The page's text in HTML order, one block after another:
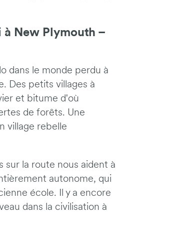
à New Plymouth –
dans le monde perdu à
Des petits villages à
et bitume d'où
de forêts. Une
village rebelle
la route nous aident à
autonome, qui
école. Il y a encore
dans la civilisation à